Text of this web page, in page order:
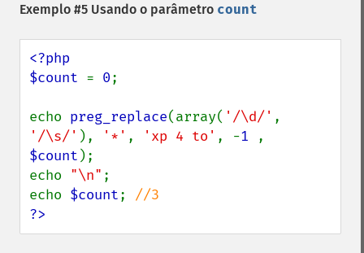
Exemplo #5 Usando o parâmetro count
<?php
$count = 0;
echo preg_replace(array( '/\d/'
'/\s/' ), '*' , 'xp 4 to' , -1
$count );
echo "\n" ;
echo $count;
?>